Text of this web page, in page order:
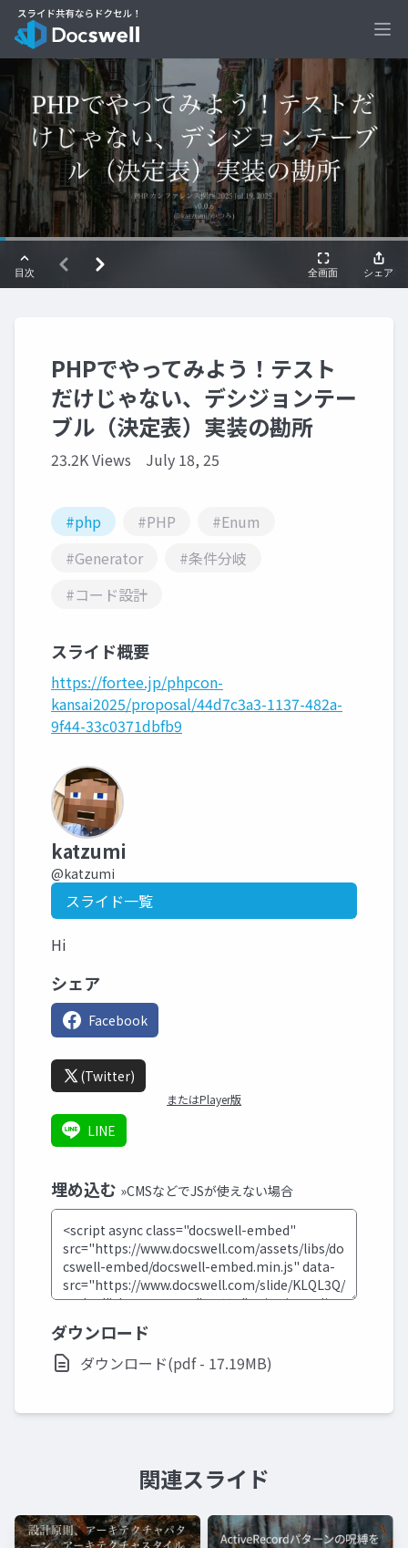
PHPでやってみよう！テスト
だけじゃない、デシジョンテー
ブル（決定表）実装の勘所
23.2K Views July 18, 25
#php #PHP
#Enum
#Generator
#条件分岐
#コード設計
スライド概要
https://fortee.jp/phpcon-
kansai2025/proposal/44d7c3a3-1137-482a-
9f44-33c0371dbfb9
katzumi
@katzumi
スライド一覧
Hi
シェア
Facebook
(Twitter)
またはPlayer版
LINE
埋め込む »CMSなどでJSが使えない場合
ダウンロード
ダウンロード(pdf - 17.19MB)
関連スライド